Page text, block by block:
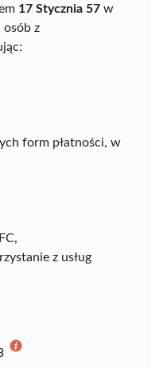
17 Stycznia 57 w
osób z
form płatności, w
z usług